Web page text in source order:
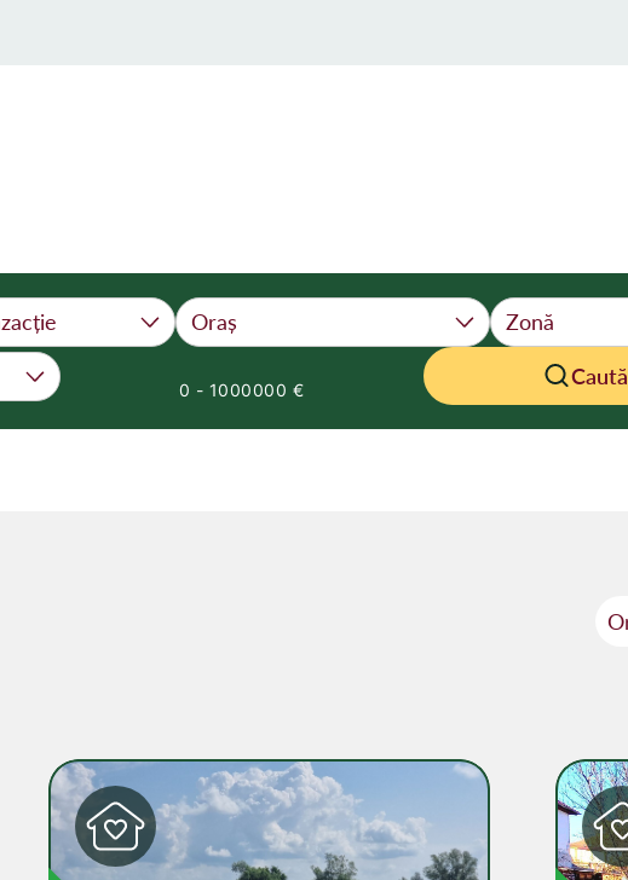
0 - 1000000 €
Caută
DISPONIBIL